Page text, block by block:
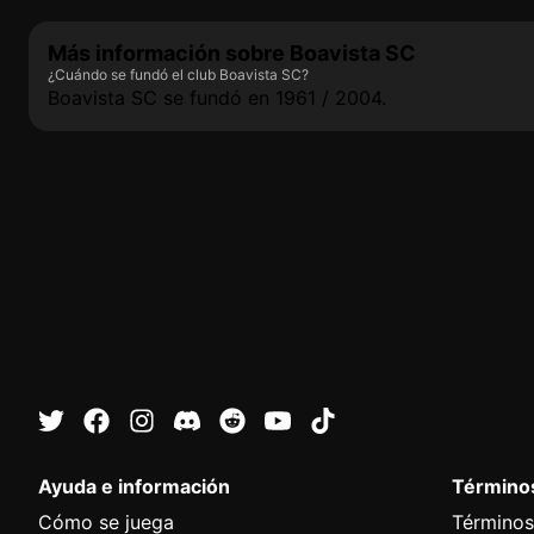
Más información sobre Boavista SC
¿Cuándo se fundó el club Boavista SC?
Boavista SC se fundó en 1961 / 2004.
Ayuda e información
Cómo se juega